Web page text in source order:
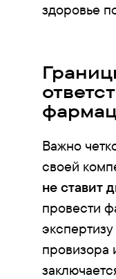
здоровье
Важно
своей
не ставит
провести
провизора